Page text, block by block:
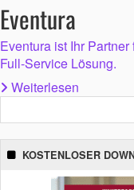
Eventura
Eventura ist Ihr
Full-Service Lösung.
Weiterlesen
KOSTENLOSER